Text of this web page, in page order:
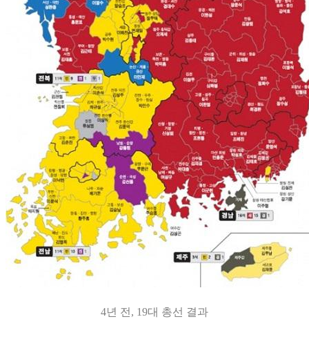
4년 전, 19대 총선 결과